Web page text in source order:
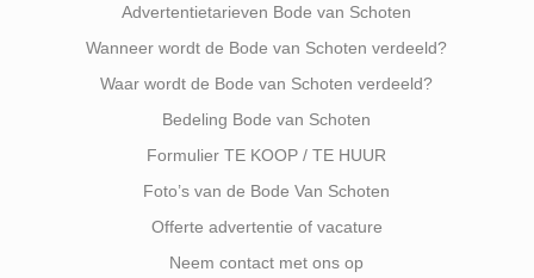
Advertentietarieven Bode van Schoten
Wanneer wordt de Bode van Schoten verdeeld?
Waar wordt de Bode van Schoten verdeeld?
Bedeling Bode van Schoten
Formulier TE KOOP / TE HUUR
Foto’s van de Bode Van Schoten
Offerte advertentie of vacature
Neem contact met ons op